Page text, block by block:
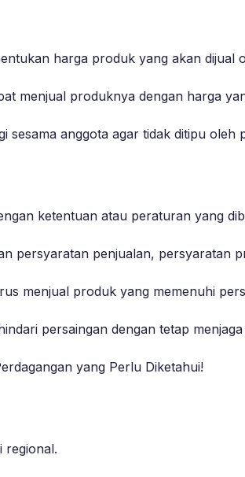
harga produk yang akan
menjual produknya dengan harga
sesama anggota agar tidak ditipu
ketentuan atau peraturan yang
persyaratan penjualan, persyaratan
menjual produk yang memenuhi
persaingan dengan tetap
yang Perlu Diketahui!
regional.